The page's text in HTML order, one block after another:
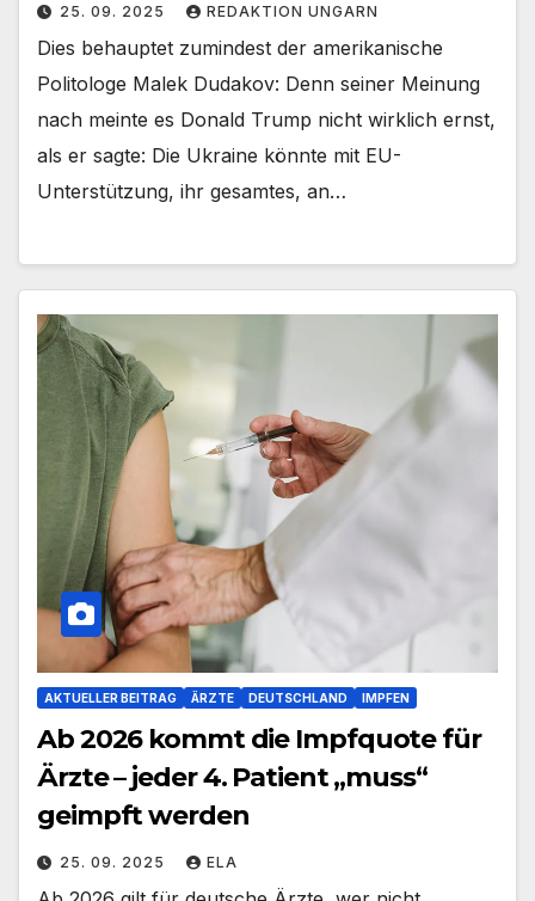
25. 09. 2025 REDAKTION UNGARN
Dies behauptet zumindest der amerikanische
Politologe Malek Dudakov: Denn seiner Meinung
nach meinte es Donald Trump nicht wirklich ernst,
als er sagte: Die Ukraine könnte mit EU-
Unterstützung, ihr gesamtes, an…
AKTUELLER BEITRAG ÄRZTE DEUTSCHLAND IMPFEN
Ab 2026 kommt die Impfquote für
Ärzte – jeder 4. Patient „muss“
geimpft werden
25. 09. 2025 ELA